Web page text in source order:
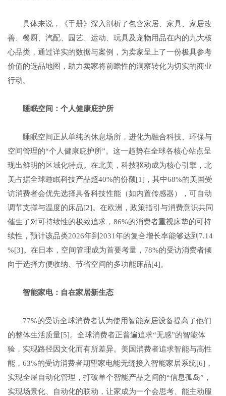
具体来说，《手册》深入剖析了包含家居、家具、家居改
善、餐厨、汽配、园艺、运动、玩具及宠物用品在内的九大核
心品类，通过详实的数据与案例，为卖家呈上了一份极具参考
价值的选品地图，助力卖家将前瞻性的洞察转化为切实的商业
行动。
睡眠空间：个人健康庇护所
睡眠空间正从单纯的休息场所，进化为融合科技、环保与
空间管理的“个人健康庇护所”。这一趋势在全球各核心站点呈
现出鲜明的区域化特点。在北美，科技驱动成为核心引擎，北
美占据全球睡眠科技产品超40%的份额[1]，其中68%的美国受
访消费者会优先选择具备科技性能（如内置传感器），可自动
调节支撑与温度的床品[2]。在欧洲，政策指引与消费意识共同
催生了对可持续性的极致追求，86%的消费者重视床垫的可持
续性，预计该品类2026年到2031年的复合增长率能够达到7.14
%[3]。在日本，空间管理成为首要考量，78%的受访消费者倾
向于选择方便收纳、节省空间的多功能床品[4]。
智能家电： 自在家居新生态
77%的受访全球消费者认为使用智能家居设备提高了他们
的整体生活质量[5]。全球消费者正普遍追求“无感”的智能体
验，实现路径因文化而有所差异。美国消费者追求智能与高性
能，63%的受访消费者期望家电能无缝接入智能家居系统[6]，
实现全屋自动化管理，打破单个智能产品之间的“信息孤岛”，
实现场景化、自动化的联动，让家成为一个会思考、能主动服